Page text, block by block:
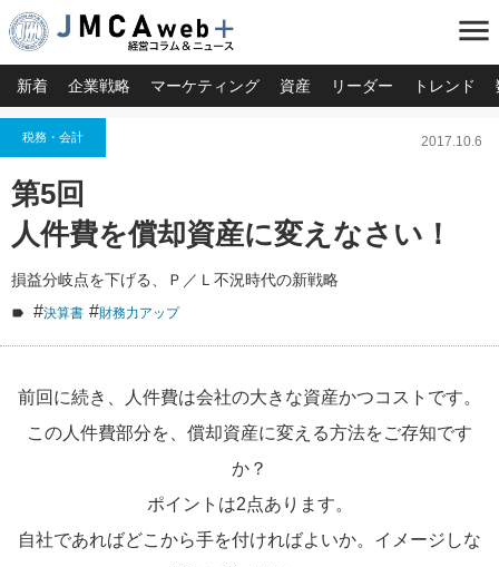
menu
新着 企業戦略 マーケティング 資産 リーダー トレンド
税務・会計 2017.10.6
第5回
人件費を償却資産に変えなさい！
損益分岐点を下げる、Ｐ／Ｌ不況時代の新戦略
#決算書 #財務力アップ
前回に続き、人件費は会社の大きな資産かつコストです。
この人件費部分を、償却資産に変える方法をご存知です
か？
ポイントは2点あります。
自社であればどこから手を付ければよいか。イメージしな